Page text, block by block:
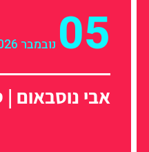
05 נובמבר 2026
אבי נוסבאום